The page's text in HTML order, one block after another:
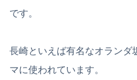
です。
長崎といえば有名なオランダ
マに使われています。